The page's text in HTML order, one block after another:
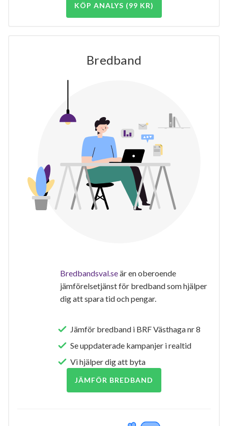
KÖP ANALYS (99 KR)
Bredband
Bredbandsval.seär en oberoende
jämförelsetjänst för bredband som hjälper
dig att spara tid och pengar.
Jämför bredband i BRF Västhaga nr 8
Se uppdaterade kampanjer i realtid
Vi hjälper dig att byta
JÄMFÖR BREDBAND